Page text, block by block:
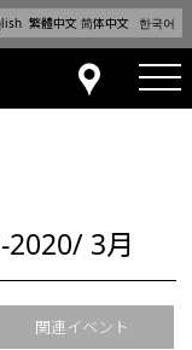
繁體中文 简体中文 한국어
ツアンド
ツアンド
アーツア
ュース
アクセス
2020/ 3月
関連イベント